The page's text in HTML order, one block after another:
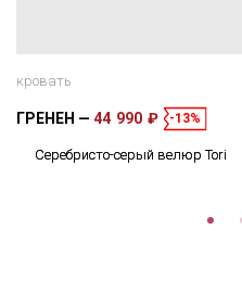
кровать
ГРЕНЕН 44 990 ₽ -13%
Серебристо-серый велюр Tori